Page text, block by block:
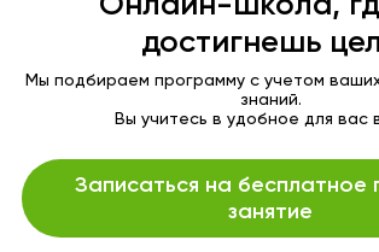
Онлайн-школа,
достигнешь
Мы подбираем программу с учетом
знаний.
Вы учитесь в удобное для вас
Записаться на бесплатное
занятие